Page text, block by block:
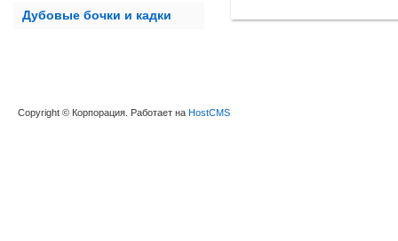
Дубовые бочки и кадки
Copyright © Корпорация. Работает на HostCMS